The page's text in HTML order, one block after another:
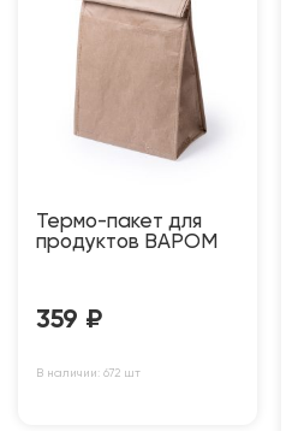
Термо-пакет для
продуктов BAPOM
359 ₽
В наличии: 672 шт